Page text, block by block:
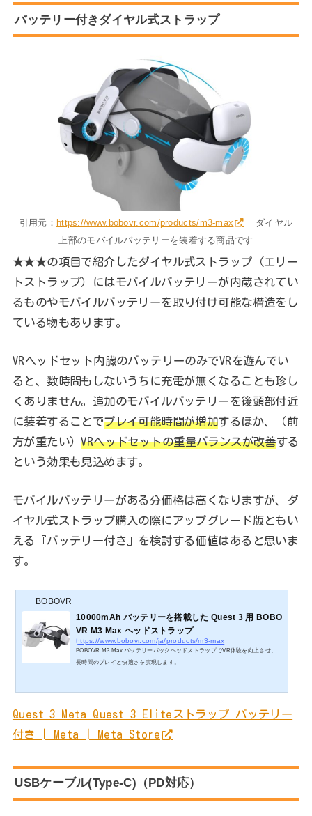
バッテリー付きダイヤル式ストラップ
引用元： https://www.bobovr.com/products/m3-max
ダイヤル
上部のモバイルバッテリーを装着する商品です
★★★の項目で紹介したダイヤル式ストラップ（エリー
トストラップ）にはモバイルバッテリーが内蔵されてい
るものやモバイルバッテリーを取り付け可能な構造をし
ている物もあります。
VRヘッドセット内臓のバッテリーのみでVRを遊んでい
ると、数時間もしないうちに充電が無くなることも珍し
くありません。追加のモバイルバッテリーを後頭部付近
に装着することでプレイ可能時間が増加するほか、（前
方が重たい）VRヘッドセットの重量バランスが改善する
という効果も見込めます。
モバイルバッテリーがある分価格は高くなりますが、ダ
イヤル式ストラップ購入の際にアップグレード版ともい
える『バッテリー付き』を検討する価値はあると思いま
す。
BOBOVR
10000mAh バッテリーを搭載した Quest 3 用 BOBO
VR M3 Max ヘッドストラップ
https://www.bobovr.com/ja/products/m3-max
BOBOVR M3 Max バッテリーパックヘッドストラップでVR体験を向上させ、
長時間のプレイと快適さを実現します。
Quest 3 Meta Quest 3 Eliteストラップ バッテリー
付き | Meta | Meta Store
USBケーブル(Type-C)（PD対応）